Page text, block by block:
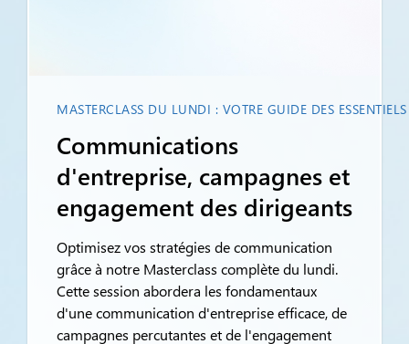
MASTERCLASS DU LUNDI : VOTRE GUIDE DES
Communications
d'entreprise, campagnes et
engagement des dirigeants
Optimisez vos stratégies de communication
grâce à notre Masterclass complète du lundi.
Cette session abordera les fondamentaux
d'une communication d'entreprise efficace, de
campagnes percutantes et de l'engagement